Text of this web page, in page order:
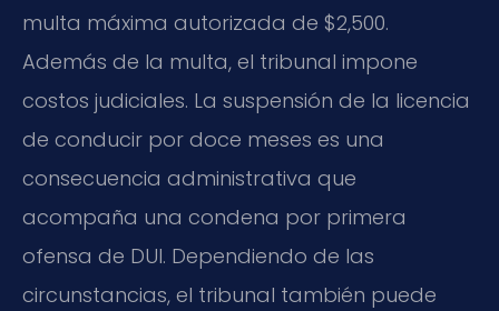
multa máxima autorizada de $2,500.
Además de la multa, el tribunal impone
costos judiciales. La suspensión de la licencia
de conducir por doce meses es una
consecuencia administrativa que
acompaña una condena por primera
ofensa de DUI. Dependiendo de las
circunstancias, el tribunal también puede